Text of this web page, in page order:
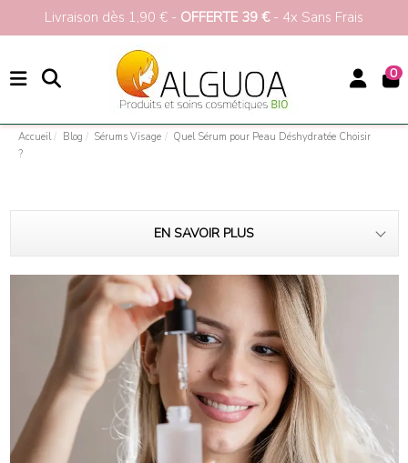
Livraison dès 1,90 € - OFFERTE 39 €- 4x Sans Frais
0
Accueil Blog Sérums Visage
Quel Sérum pour Peau Déshydratée Choisir
?
EN SAVOIR PLUS